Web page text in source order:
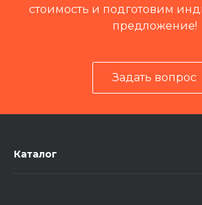
стоимость и подготовим
предложение!
Задать вопрос
Каталог